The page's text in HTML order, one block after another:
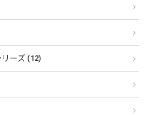
ーズ (12)